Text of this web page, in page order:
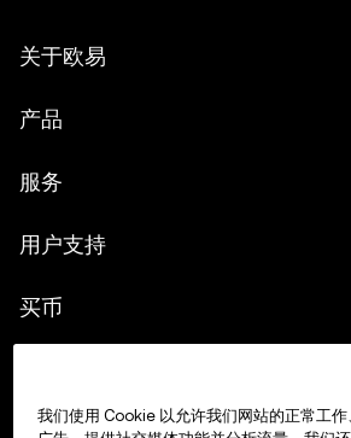
关于欧易
产品
服务
用户支持
买币
交易
我们使用 Cookie 以允许我们网站的正常工